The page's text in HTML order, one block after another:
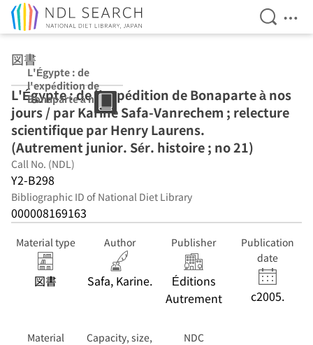
Open
図書
L'Égypte : de
l'expédition de
Bonaparte à nos
jours / par
Karine Safa-
Vanrechem ;
relecture
scientifique par
Henry Laurens.
(Autrement
junior. Sér.
histoire ; no 21)
L'Égypte : de l'expédition de Bonaparte à nos
jours / par Karine Safa-Vanrechem ; relecture
scientifique par Henry Laurens.
(Autrement junior. Sér. histoire ; no 21)
Call No. (NDL)
Y2-B298
Bibliographic ID of National Diet Library
000008169163
Material type
図書
Author
Safa, Karine.
Publisher
Éditions
Autrement
Publication
date
c2005.
Material
Capacity, size,
NDC